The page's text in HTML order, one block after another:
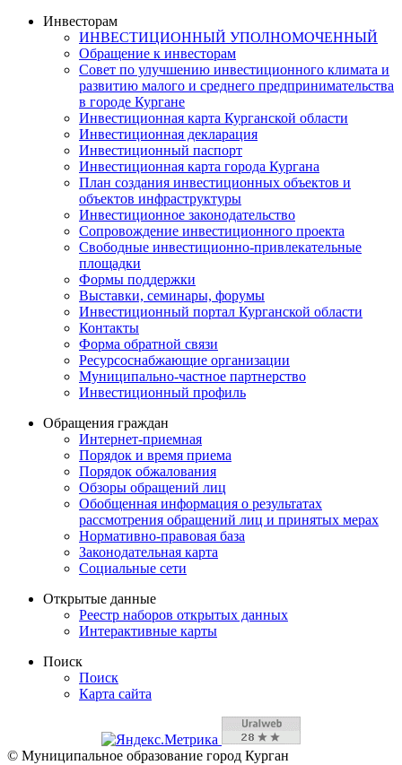
Инвесторам
ИНВЕСТИЦИОННЫЙ УПОЛНОМОЧЕННЫЙ
Обращение к инвесторам
Совет по улучшению инвестиционного климата и
развитию малого и среднего предпринимательства
в городе Кургане
Инвестиционная карта Курганской области
Инвестиционная декларация
Инвестиционный паспорт
Инвестиционная карта города Кургана
План создания инвестиционных объектов и
объектов инфраструктуры
Инвестиционное законодательство
Сопровождение инвестиционного проекта
Свободные инвестиционно-привлекательные
площадки
Формы поддержки
Выставки, семинары, форумы
Инвестиционный портал Курганской области
Контакты
Форма обратной связи
Ресурсоснабжающие организации
Муниципально-частное партнерство
Инвестиционный профиль
Обращения граждан
Интернет-приемная
Порядок и время приема
Порядок обжалования
Обзоры обращений лиц
Обобщенная информация о результатах
рассмотрения обращений лиц и принятых мерах
Нормативно-правовая база
Законодательная карта
Социальные сети
Открытые данные
Реестр наборов открытых данных
Интерактивные карты
Поиск
Поиск
Карта сайта
© Муниципальное образование город Курган